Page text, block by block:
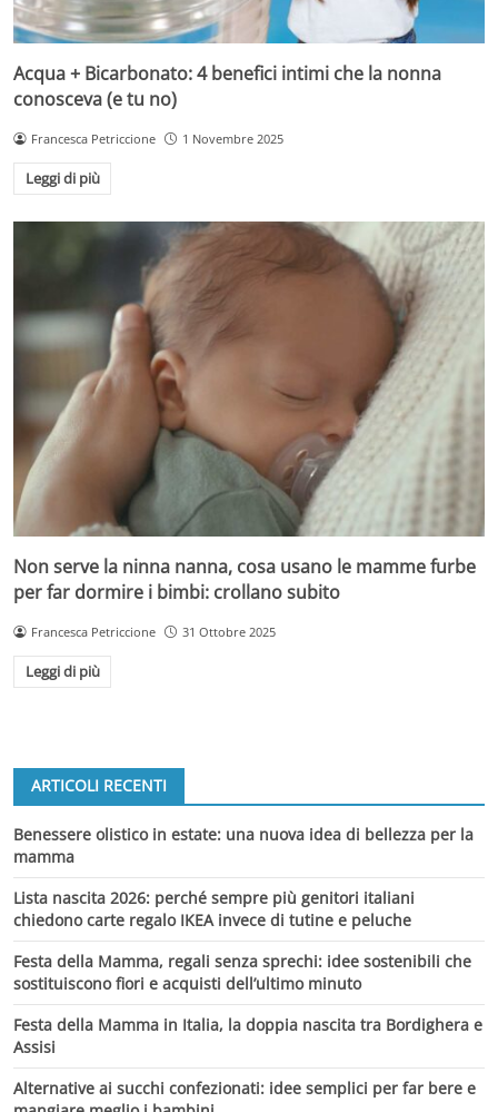
Acqua + Bicarbonato: 4 benefici intimi che la nonna
conosceva (e tu no)
Francesca Petriccione 1 Novembre 2025
Leggi di più
Non serve la ninna nanna, cosa usano le mamme furbe
per far dormire i bimbi: crollano subito
Francesca Petriccione 31 Ottobre 2025
Leggi di più
ARTICOLI RECENTI
Benessere olistico in estate: una nuova idea di bellezza per la
mamma
Lista nascita 2026: perché sempre più genitori italiani
chiedono carte regalo IKEA invece di tutine e peluche
Festa della Mamma, regali senza sprechi: idee sostenibili che
sostituiscono fiori e acquisti dell’ultimo minuto
Festa della Mamma in Italia, la doppia nascita tra Bordighera e
Assisi
Alternative ai succhi confezionati: idee semplici per far bere e